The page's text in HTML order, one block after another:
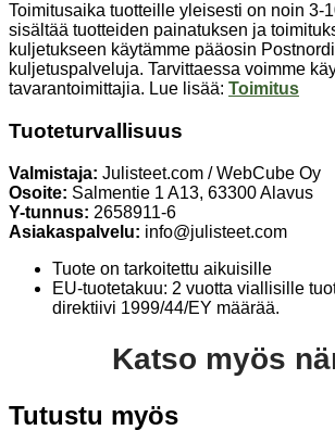
Toimitusaika tuotteille yleisesti on noin 3-
sisältää tuotteiden painatuksen ja
kuljetukseen käytämme pääosin
kuljetuspalveluja. Tarvittaessa voimme
tavarantoimittajia. Lue lisää: Toimitus
Tuoteturvallisuus
Valmistaja: Julisteet.com / WebCube Oy
Osoite: Salmentie 1 A13, 63300 Alavus
Y-tunnus: 2658911-6
Asiakaspalvelu: info@julisteet.com
Tuote on tarkoitettu aikuisille
EU-tuotetakuu: 2 vuotta viallisille
direktiivi 1999/44/EY määrää.
Katso myös
Tutustu myös